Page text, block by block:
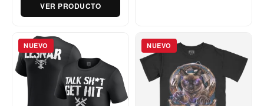
VER PRODUCTO
NUEVO NUEVO